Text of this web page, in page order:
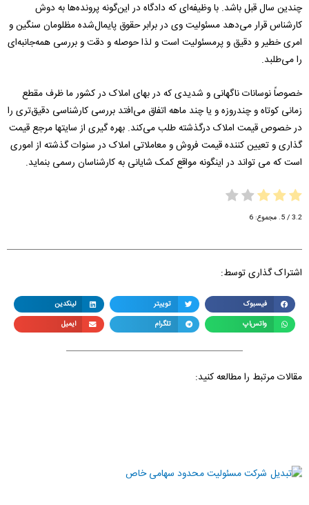
چندین سال قبل باشد. با وظیفه‌ای که دادگاه در این‌گونه پرونده‌ها به دوش
کارشناس قرار می‌دهد مسئولیت وی در برابر حقوق پایمال‌شده مظلومان سنگین و
امری خطیر و دقیق و پرمسئولیت است و لذا حوصله و دقت و بررسی همه‌جانبه‌ای
را می‌طلبد.
خصوصاً نوسانات ناگهانی و شدیدی که در بهای املاک در کشور ما ظرف مقطع
زمانی کوتاه و چندروزه و یا چند ماهه اتفاق می‌افتد بررسی کارشناسی دقیق‌تری را
در خصوص قیمت املاک درگذشته طلب می‌کند. بهره گیری از سایتها مرجع قیمت
گذاری و تعیین کننده قیمت فروش و معاملاتی املاک در سنوات گذشته از اموری
است که می تواند در اینگونه مواقع کمک شایانی به کارشناسان رسمی بنماید.
3.2/ 5. مجموع: 6
اشتراک گذاری توسط:
فیسبوک توییتر
لینکدین
واتس‌اپ
تلگرام ایمیل
مقالات مرتبط را مطالعه کنید: